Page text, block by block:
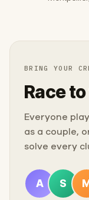
BRING YOUR
Race
Everyone
as a couple,
solve every
A S